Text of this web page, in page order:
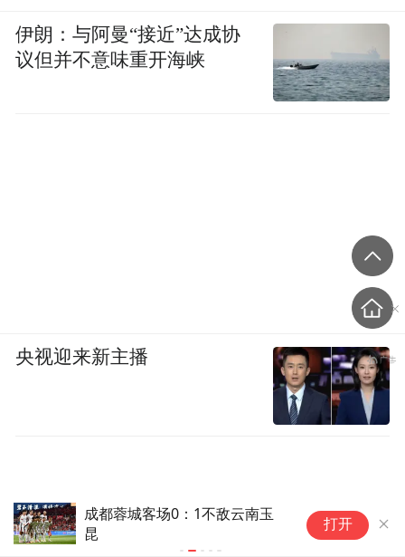
成都蓉城客场0：1不敌云南玉
昆
打开
伊朗：与阿曼“接近”达成协
议但并不意味重开海峡
央视迎来新主播